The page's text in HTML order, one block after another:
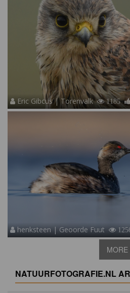
Eric Gibcus | Torenvalk 1185
henksteen | Geoorde Fuut
NATUURFOTOGRAFIE.NL